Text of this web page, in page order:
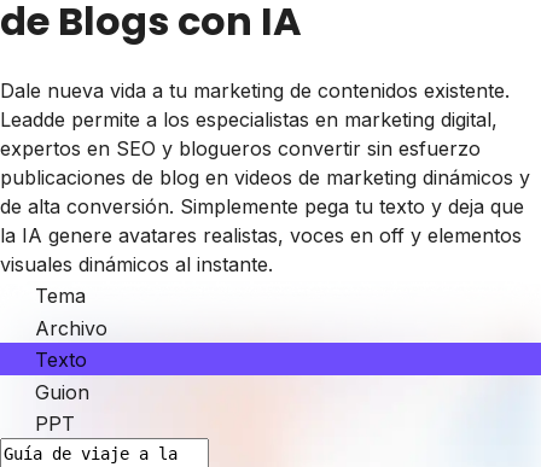
de Blogs con IA
Dale nueva vida a tu marketing de contenidos existente.
Leadde permite a los especialistas en marketing digital,
expertos en SEO y blogueros convertir sin esfuerzo
publicaciones de blog en videos de marketing dinámicos y
de alta conversión. Simplemente pega tu texto y deja que
la IA genere avatares realistas, voces en off y elementos
visuales dinámicos al instante.
Tema
Archivo
Texto
Guion
PPT